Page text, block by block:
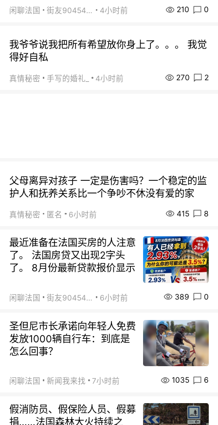
闲聊法国 街友90454511 4小时前 210 0
我爷爷说我把所有希望放你身上了。。。 我觉
得好自私
真情秘密 手写的婚礼_ 4小时前 270 2
父母离异对孩子 一定是伤害吗？一个稳定的监
护人和抚养关系比一个争吵不休没有爱的家
真情秘密 匿名 6小时前 415 8
最近准备在法国买房的人注意
了。 法国房贷又出现2字头
了。 8月份最新贷款报价显示
闲聊法国 街友90454511 6小时前 389 0
圣但尼市长承诺向年轻人免费
发放1000辆自行车：到底是
怎么回事？
闲聊法国 新闻我来找 7小时前 1035 6
假消防员、假保险人员、假募
捐……法国森林大火持续之